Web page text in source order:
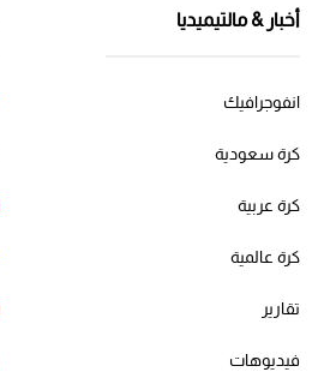
أخبار & مالتيميديا
انفوجرافيك
كرة سعودية
كرة عربية
كرة عالمية
تقارير
فيديوهات